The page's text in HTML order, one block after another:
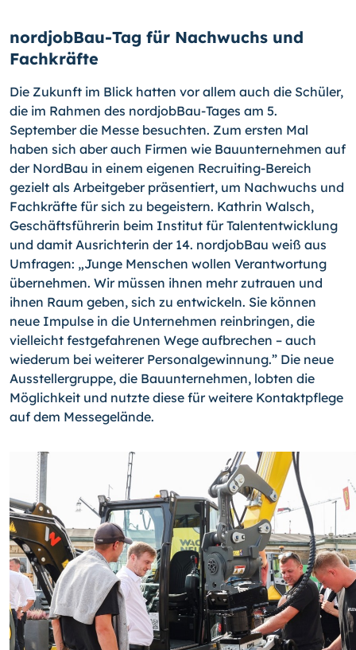
nordjobBau-Tag für Nachwuchs und
Fachkräfte
Die Zukunft im Blick hatten vor allem auch die Schüler,
die im Rahmen des nordjobBau-Tages am 5.
September die Messe besuchten. Zum ersten Mal
haben sich aber auch Firmen wie Bauunternehmen auf
der NordBau in einem eigenen Recruiting-Bereich
gezielt als Arbeitgeber präsentiert, um Nachwuchs und
Fachkräfte für sich zu begeistern. Kathrin Walsch,
Geschäftsführerin beim Institut für Talententwicklung
und damit Ausrichterin der 14. nordjobBau weiß aus
Umfragen: „Junge Menschen wollen Verantwortung
übernehmen. Wir müssen ihnen mehr zutrauen und
ihnen Raum geben, sich zu entwickeln. Sie können
neue Impulse in die Unternehmen reinbringen, die
vielleicht festgefahrenen Wege aufbrechen – auch
wiederum bei weiterer Personalgewinnung.” Die neue
Ausstellergruppe, die Bauunternehmen, lobten die
Möglichkeit und nutzte diese für weitere Kontaktpflege
auf dem Messegelände.